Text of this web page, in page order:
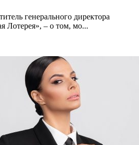
генерального директора
Лотерея», – о том, мо...